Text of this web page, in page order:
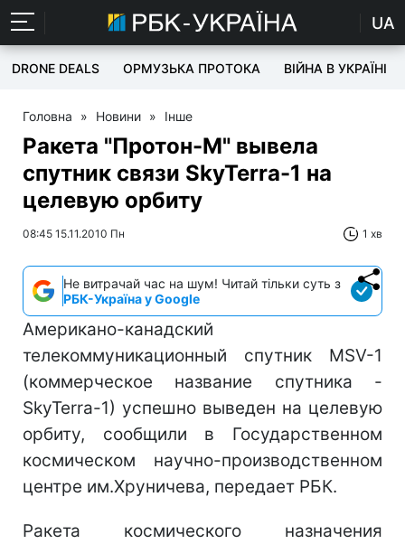
UA
DRONE DEALS ОРМУЗЬКА ПРОТОКА ВІЙНА В УКРАЇНІ
Головна » Новини » Інше
Ракета "Протон-М" вывела
спутник связи SkyTerra-1 на
целевую орбиту
08:45 15.11.2010 Пн 1 хв
Не витрачай час на шум! Читай тільки суть з
РБК-Україна у Google
Американо-канадский
телекоммуникационный спутник MSV-1
(коммерческое название спутника -
SkyTerra-1) успешно выведен на целевую
орбиту, сообщили в Государственном
космическом научно-производственном
центре им.Хруничева, передает РБК.
Ракета космического назначения